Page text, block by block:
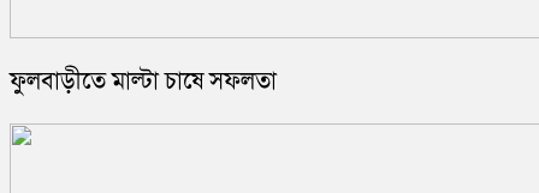
ফুলবাড়ীতে মাল্টা চাষে সফলতা